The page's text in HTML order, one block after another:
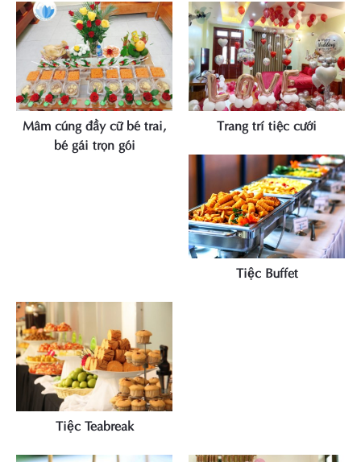
Mâm cúng đầy cữ bé trai,
bé gái trọn gói
XEM CHI TIẾT
Trang trí tiệc cưới
Tiệc Buffet
Tiệc Teabreak